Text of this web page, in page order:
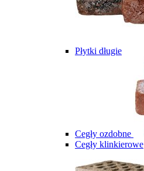
Płytki długie
Cegły ozdobne
Cegły klinkierowe